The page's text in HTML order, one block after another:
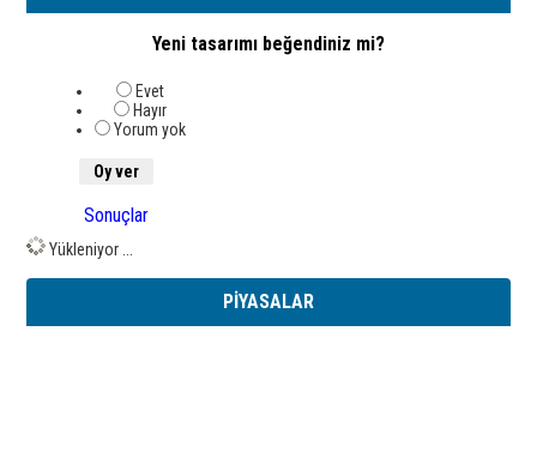
Yeni tasarımı beğendiniz mi?
Evet
Hayır
Yorum yok
Sonuçlar
Yükleniyor ...
PİYASALAR